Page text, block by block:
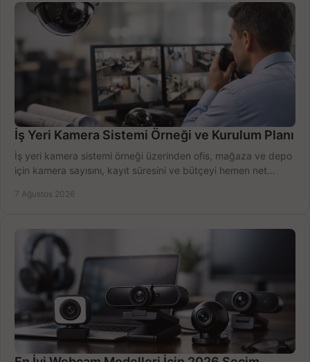
İş Yeri Kamera Sistemi Örneği ve Kurulum Planı
İş yeri kamera sistemi örneği üzerinden ofis, mağaza ve depo
için kamera sayısını, kayıt süresini ve bütçeyi hemen net
7 Ağustos 2026